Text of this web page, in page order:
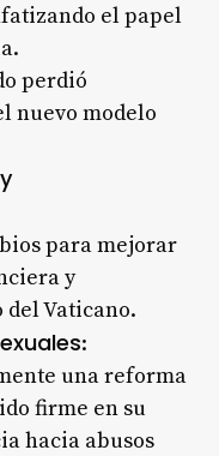
el papel
perdió
nuevo modelo
para mejorar
y
Vaticano.
:
una reforma
firme en su
hacia abusos